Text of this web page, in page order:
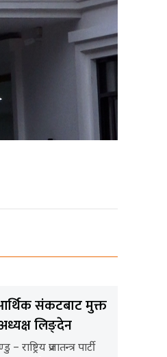
संकटबाट मुक्त
अध्यक्ष लिङ्देन
राष्ट्रिय प्रजातन्त्र पार्टी